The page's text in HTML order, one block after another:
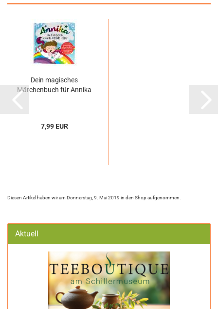
Dein magisches
Märchenbuch für Annika
7,99 EUR
Diesen Artikel haben wir am Donnerstag, 9. Mai 2019 in den Shop aufgenommen.
Aktuell